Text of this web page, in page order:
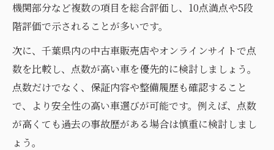
機関部分など複数の項目を総合評価し、10点満点や5段
階評価で示されることが多いです。
次に、千葉県内の中古車販売店やオンラインサイトで点
数を比較し、点数が高い車を優先的に検討しましょう。
点数だけでなく、保証内容や整備履歴も確認すること
で、より安全性の高い車選びが可能です。例えば、点数
が高くても過去の事故歴がある場合は慎重に検討しまし
ょう。